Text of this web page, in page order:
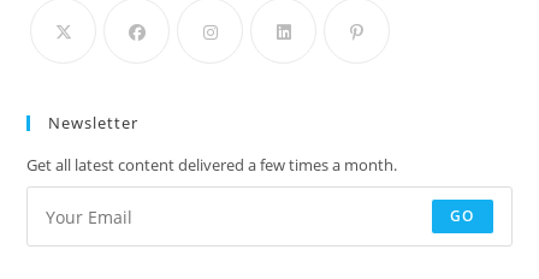
Newsletter
Get all latest content delivered a few times a month.
GO